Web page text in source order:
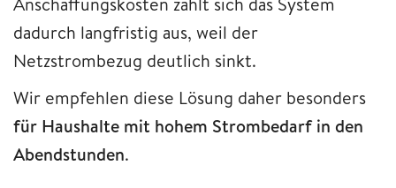
dadurch langfristig aus, weil der
Netzstrombezug deutlich sinkt.
Wir empfehlen diese Lösung daher besonders
für Haushalte mit hohem Strombedarf in den
Abendstunden.